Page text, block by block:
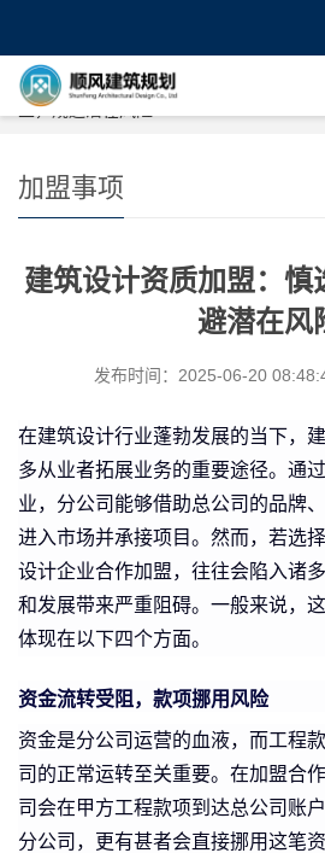
您的位置：首 页>
> 建筑
业，规避潜在风险
加盟事项
建筑设计资质加盟：慎
避潜在风
发布时间：2025-06-20
在建筑设计行业蓬勃发展的当下，
多从业者拓展业务的重要途径。通
业，分公司能够借助总公司的品牌
进入市场并承接项目。然而，若选
设计企业合作加盟，往往会陷入诸
和发展带来严重阻碍。一般来说，
体现在以下四个方面。
资金流转受阻，款项挪用风险
资金是分公司运营的血液，而工程
司的正常运转至关重要。在加盟合
司会在甲方工程款项到达总公司账
分公司，更有甚者会直接挪用这笔